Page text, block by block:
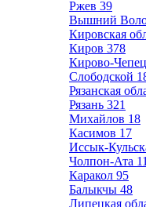
Ржев 39
Вышний
Кировская
Киров 378
Кирово-
Слободской
Рязанская
Рязань 321
Михайлов 18
Касимов 17
Иссык-
Чолпон-Ата
Каракол 95
Балыкчы 48
Липецкая